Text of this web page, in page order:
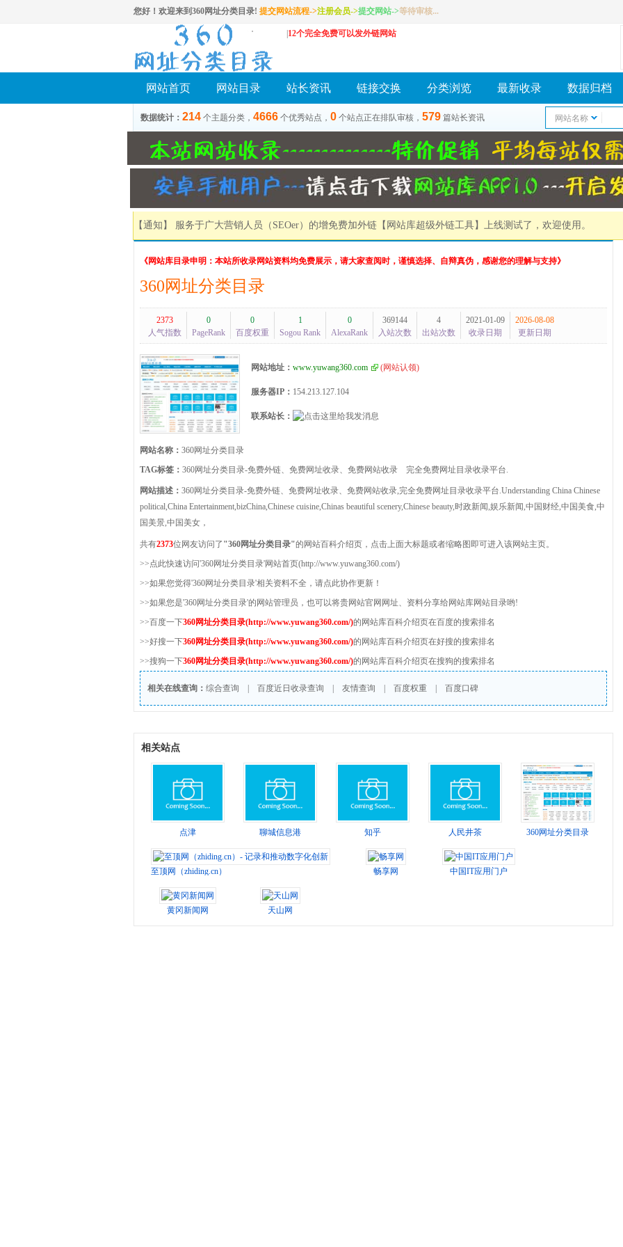
您好！欢迎来到360网址分类目录! 提交网站流程->注册会员->提交网站->等待审核...
12个完全免费可以发外链网站
网站首页 网站目录 站长资讯 链接交换 分类浏览 最新收录 数据归档
数据统计： 214 个主题分类， 4666 个优秀站点， 0 个站点正在排队审核， 579 篇站长资讯 网站名称
【通知】 服务于广大营销人员（SEOer）的增免费加外链 【网站库超级外链工具】 上线测试了，欢迎使用。
《网站库目录申明：本站所收录网站资料均免费展示，请大家查阅时，谨慎选择、自辩真伪，感谢您的理解与支持》
360网址分类目录
2373
人气指数
0
PageRank
0
百度权重
1
Sogou Rank
0
AlexaRank
369144
入站次数
4
出站次数
2021-01-09
收录日期
2026-08-08
更新日期
网站地址： www.yuwang360.com (网站认领)
服务器IP： 154.213.127.104
联系站长：
网站名称： 360网址分类目录
TAG标签： 360网址分类目录-免费外链、免费网址收录、免费网站收录 完全免费网址目录收录平台.
网站描述： 360网址分类目录-免费外链、免费网址收录、免费网站收录,完全免费网址目录收录平台.Understanding China Chinese
political,China Entertainment,bizChina,Chinese cuisine,Chinas beautiful scenery,Chinese beauty,时政新闻,娱乐新闻,中国财经,中国美食,中
国美景,中国美女，
共有2373位网友访问了 "360网址分类目录"的网站百科介绍页，点击上面大标题或者缩略图即可进入该网站主页。
>>点此快速访问'360网址分类目录'网站首页(http://www.yuwang360.com/)
>>如果您觉得'360网址分类目录'相关资料不全，请点此协作更新！
>>如果您是'360网址分类目录'的网站管理员，也可以将贵网站官网网址、资料分享给网站库网站目录哟!
>>百度一下360网址分类目录(http://www.yuwang360.com/)的网站库百科介绍页在百度的搜索排名
>>好搜一下360网址分类目录(http://www.yuwang360.com/)的网站库百科介绍页在好搜的搜索排名
>>搜狗一下360网址分类目录(http://www.yuwang360.com/)的网站库百科介绍页在搜狗的搜索排名
相关在线查询： 综合查询 百度近日收录查询 友情查询 百度权重 百度口碑
相关站点
点津 聊城信息港 知乎 人民井茶 360网址分类目录
至顶网（zhiding.cn）- 记录和推动数字化创新 畅享网 中国IT应用门户
黄冈新闻网 天山网